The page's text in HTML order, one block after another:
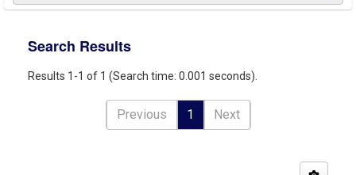
Search Results
Results 1-1 of 1 (Search time: 0.001 seconds).
Previous 1 Next